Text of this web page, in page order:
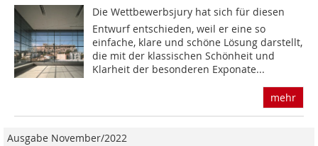
Die Wettbewerbsjury hat sich für diesen
Entwurf entschieden, weil er eine so
einfache, klare und schöne Lösung darstellt,
die mit der klassischen Schönheit und
Klarheit der besonderen Exponate...
mehr
Ausgabe November/2022